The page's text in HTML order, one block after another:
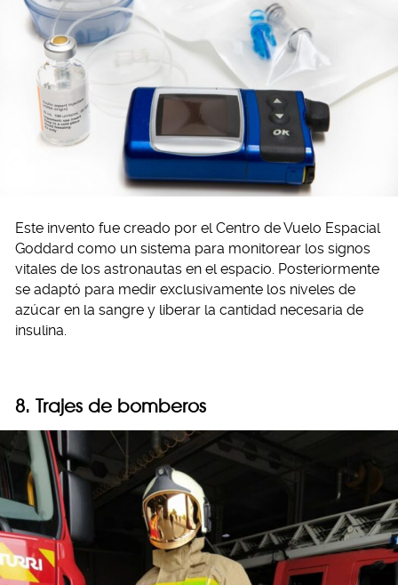
Este invento fue creado por el Centro de Vuelo Espacial
Goddard como un sistema para monitorear los signos
vitales de los astronautas en el espacio. Posteriormente
se adaptó para medir exclusivamente los niveles de
azúcar en la sangre y liberar la cantidad necesaria de
insulina.
8. Trajes de bomberos